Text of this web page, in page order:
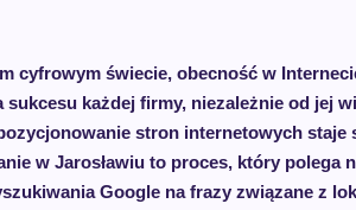
cyfrowym świecie, obecność w
sukcesu każdej firmy, niezależnie od jej
stron internetowych
w Jarosławiu to proces, który polega
Google na frazy związane z